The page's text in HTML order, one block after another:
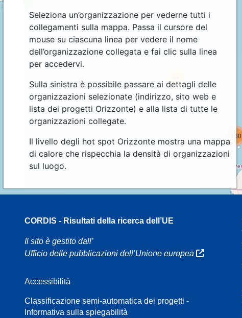
Seleziona un’organizzazione per vederne tutti i
collegamenti sulla mappa. Passa il cursore del
mouse su ciascuna linea per vedere il nome
dell’organizzazione collegata e fai clic sulla linea
per accedervi.
Sulla sinistra è possibile passare ai dettagli delle
organizzazioni selezionate (indirizzo, sito web e
lista dei progetti Orizzonte) e alla lista di tutte le
organizzazioni collegate.
Il livello degli hot spot Orizzonte mostra una mappa
di calore che rispecchia la densità di organizzazioni
sul luogo.
160
CORDIS - Risultati della ricerca dell’UE
Il sito è gestito dall’
Ufficio delle pubblicazioni dell’Unione europea
Accessibilità
Classificazione semi-automatica dei progetti -
Informativa sulla spiegabilità